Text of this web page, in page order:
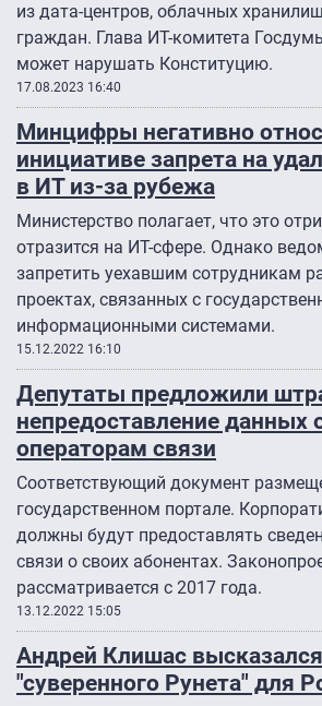
из дата-центров, облачных
граждан. Глава ИТ-комитета
может нарушать Конституцию.
17.08.2023 16:40
Минцифры негативно
инициативе запрета на
в ИТ из-за рубежа
Министерство полагает, что это
отразится на ИТ-сфере. Однако
запретить уехавшим сотрудникам
проектах, связанных с
информационными системами.
15.12.2022 16:10
Депутаты предложили
непредоставление данных
операторам связи
Соответствующий документ
государственном портале.
должны будут предоставлять
связи о своих абонентах.
рассматривается с 2017 года.
13.12.2022 15:05
Андрей Клишас
"суверенного Рунета" для